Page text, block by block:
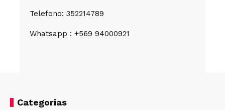
Telefono: 352214789
Whatsapp : +569 94000921
Categorias